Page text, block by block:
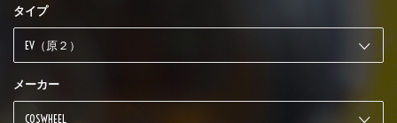
タイプ
メーカー